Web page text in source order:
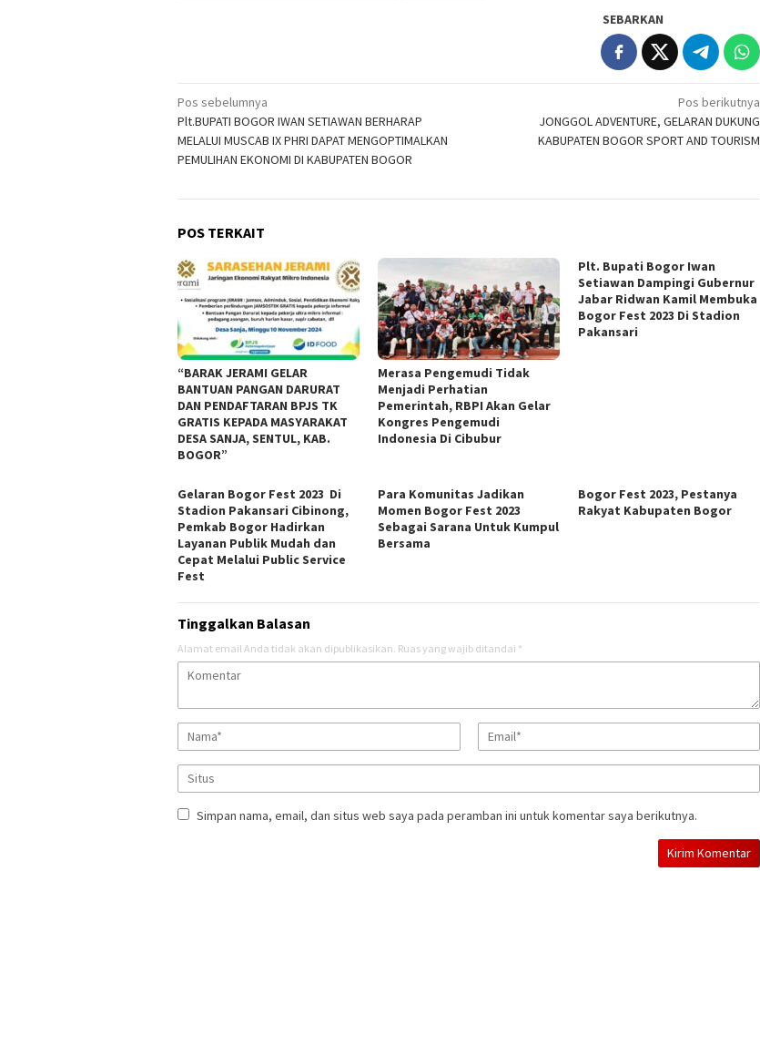
SEBARKAN
Navigasi
pos
Pos sebelumnya
Plt.BUPATI BOGOR IWAN SETIAWAN BERHARAP
MELALUI MUSCAB IX PHRI DAPAT MENGOPTIMALKAN
PEMULIHAN EKONOMI DI KABUPATEN BOGOR
Pos berikutnya
JONGGOL ADVENTURE, GELARAN DUKUNG
KABUPATEN BOGOR SPORT AND TOURISM
POS TERKAIT
“BARAK JERAMI GELAR
BANTUAN PANGAN DARURAT
DAN PENDAFTARAN BPJS TK
GRATIS KEPADA MASYARAKAT
DESA SANJA, SENTUL, KAB.
BOGOR”
Merasa Pengemudi Tidak
Menjadi Perhatian
Pemerintah, RBPI Akan Gelar
Kongres Pengemudi
Indonesia Di Cibubur
Plt. Bupati Bogor Iwan
Setiawan Dampingi Gubernur
Jabar Ridwan Kamil Membuka
Bogor Fest 2023 Di Stadion
Pakansari
Gelaran Bogor Fest 2023 Di
Stadion Pakansari Cibinong,
Pemkab Bogor Hadirkan
Layanan Publik Mudah dan
Cepat Melalui Public Service
Fest
Para Komunitas Jadikan
Momen Bogor Fest 2023
Sebagai Sarana Untuk Kumpul
Bersama
Bogor Fest 2023, Pestanya
Rakyat Kabupaten Bogor
Tinggalkan Balasan
Alamat email Anda tidak akan dipublikasikan. Ruas yang wajib ditandai *
Simpan nama, email, dan situs web saya pada peramban ini untuk komentar saya berikutnya.